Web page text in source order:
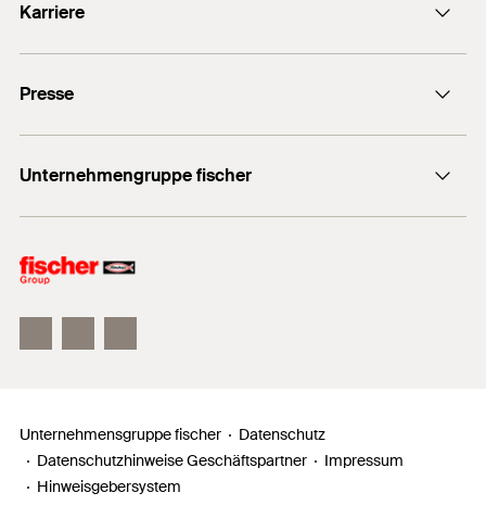
+49 7443 12-0
Karriere
Gute Gründe
Ausbildung
Professionals
Presse
Mediathek
Podcasts
Unternehmengruppe fischer
Unser Leitbild
Unternehmensgruppe fischer
Datenschutz
Datenschutzhinweise Geschäftspartner
Impressum
Hinweisgebersystem